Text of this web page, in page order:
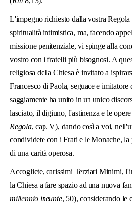
L'impegno richiesto dalla vostra
spiritualità intimistica, ma, facendo
missione penitenziale, vi spinge alla
vostro con i fratelli più bisognosi. A
religiosa della Chiesa è invitato a
Francesco di Paola, seguace e
saggiamente ha unito in un unico
lasciato, il digiuno, l'astinenza e le
Regola, cap. V), dando così a voi,
condividete con i Frati e le Monache, la
di una carità operosa.
Accogliete, carissimi Terziari Minimi,
la Chiesa a fare spazio ad una nuova
millennio ineunte, 50), considerando le